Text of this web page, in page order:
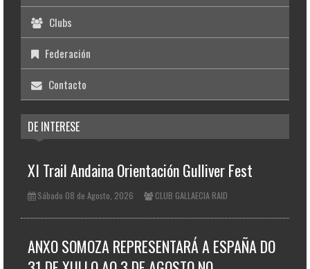
Clubs
Federación
Contacto
DE INTERESE
XI Trail Andaina Orientación Gulliver Fest
Sábado 08 de Agosto, 2026 CLUB GALLAECIA RAID
ANXO SOMOZA REPRESENTARÁ A ESPAÑA DO